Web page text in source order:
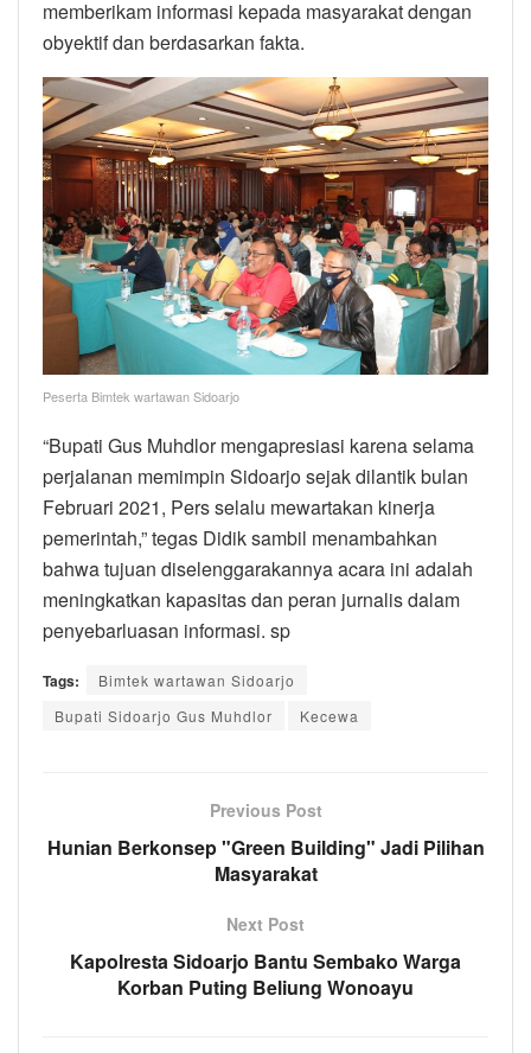
memberikam informasi kepada masyarakat dengan
obyektif dan berdasarkan fakta.
Peserta Bimtek wartawan Sidoarjo
“Bupati Gus Muhdlor mengapresiasi karena selama
perjalanan memimpin Sidoarjo sejak dilantik bulan
Februari 2021, Pers selalu mewartakan kinerja
pemerintah,” tegas Didik sambil menambahkan
bahwa tujuan diselenggarakannya acara ini adalah
meningkatkan kapasitas dan peran jurnalis dalam
penyebarluasan informasi. sp
Tags:
Bimtek wartawan Sidoarjo
Bupati Sidoarjo Gus Muhdlor
Kecewa
Previous Post
Hunian Berkonsep "Green Building" Jadi Pilihan
Masyarakat
Next Post
Kapolresta Sidoarjo Bantu Sembako Warga
Korban Puting Beliung Wonoayu